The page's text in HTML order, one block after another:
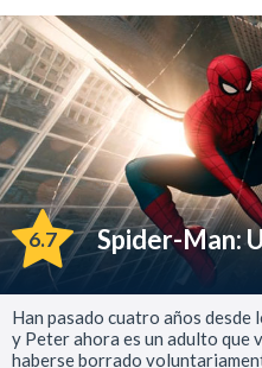
6.7 Spider-Man:
Han pasado cuatro años desde
y Peter ahora es un adulto que
haberse borrado